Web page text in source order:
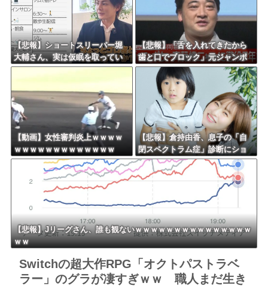
【悲報】ショートスリーパー堀
大輔さん、実は仮眠を取ってい
たｗｗｗｗｗｗｗｗｗｗｗｗｗ
【悲報】「舌を入れてきたから
歯と口でブロック」元ジャンポ
ケ斉藤の不同意性交公判
【動画】女性審判炎上ｗｗｗｗ
ｗｗｗｗｗｗｗｗｗｗｗｗｗ
【悲報】倉持由香、息子の「自
閉スペクトラム症」診断にショ
ックで涙… 見逃していた乳幼児
期のサインとは？
【悲報】Jリーグさん、誰も観ないｗｗｗｗｗｗｗｗｗｗｗｗｗｗｗ
ｗｗ
Switchの超大作RPG「オクトパストラベ
ラー」のグラが凄すぎｗｗ 職人まだ生き